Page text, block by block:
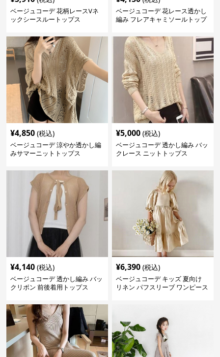
ベージュコーデ 花柄レースVネ
ックシースルートップス
ベージュコーデ 花レース透かし
編み フレアキャミソールトップ
¥4,850 (税込)
ベージュコーデ 涼やか透かし編
みサマーニットトップス
¥5,000 (税込)
ベージュコーデ 透かし編み バッ
クレース ニットトップス
¥4,140 (税込)
ベージュコーデ 透かし編み バッ
クリボン 前後着用トップス
¥6,390 (税込)
ベージュコーデ キッズ 夏向け
リネン パフスリーブ ワンピース